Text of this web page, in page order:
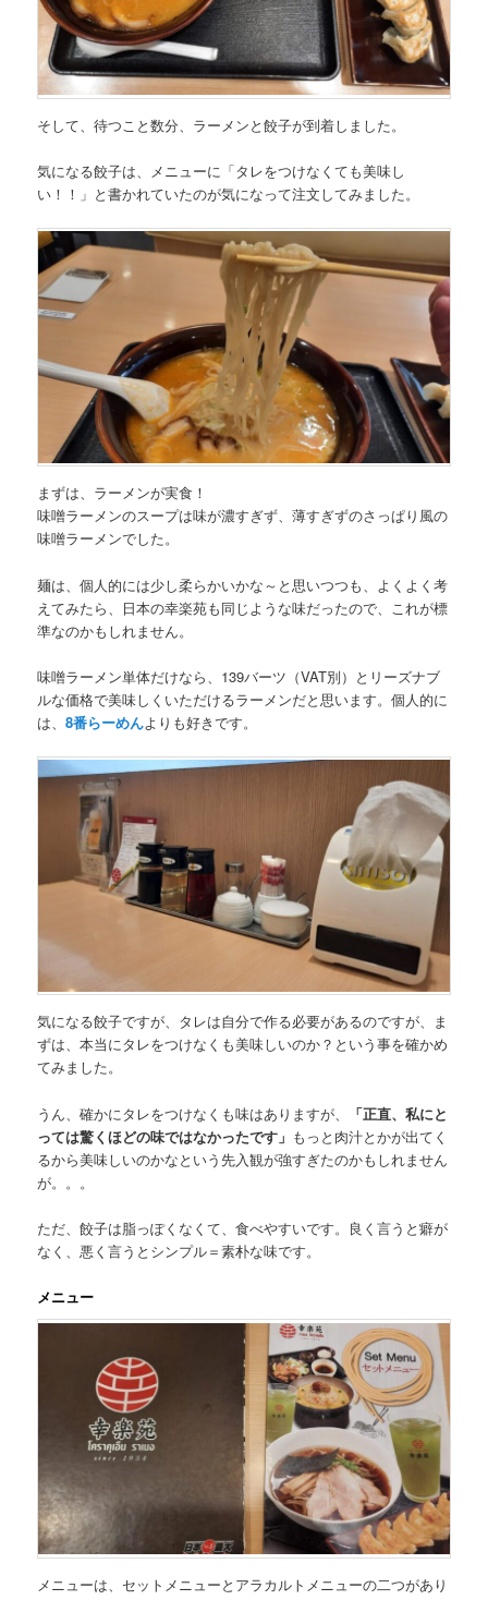
そして、待つこと数分、ラーメンと餃子が到着しました。
気になる餃子は、メニューに 「タレをつけなくても美味し
い！！」 と書かれていたのが気になって注文してみました。
まずは、ラーメンが実食！
味噌ラーメンのスープは味が濃すぎず、薄すぎずのさっぱり風の
味噌ラーメンでした。
麺は、個人的には少し柔らかいかな～と思いつつも、よくよく考
えてみたら、日本の幸楽苑も同じような味だったので、これが標
準なのかもしれません。
味噌ラーメン単体だけなら、139バーツ（VAT別）とリーズナブ
ルな価格で美味しくいただけるラーメンだと思います。個人的に
は、8番らーめんよりも好きです。
気になる餃子ですが、タレは自分で作る必要があるのですが、ま
ずは、本当にタレをつけなくも美味しいのか？ という事を確かめ
てみました。
うん、確かにタレをつけなくも味はありますが、
「正直、私にと
っては驚くほどの味ではなかったです」 もっと肉汁とかが出てく
るから美味しいのかなという先入観が強すぎたのかもしれません
が。。。
ただ、餃子は脂っぽくなくて、食べやすいです。良く言うと癖が
なく、悪く言うとシンプル＝素朴な味です。
メニュー
メニューは、セットメニューとアラカルトメニューの二つがあり